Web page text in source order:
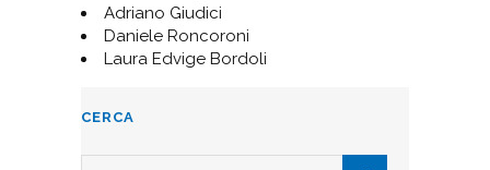
Adriano Giudici
Daniele Roncoroni
Laura Edvige Bordoli
CERCA